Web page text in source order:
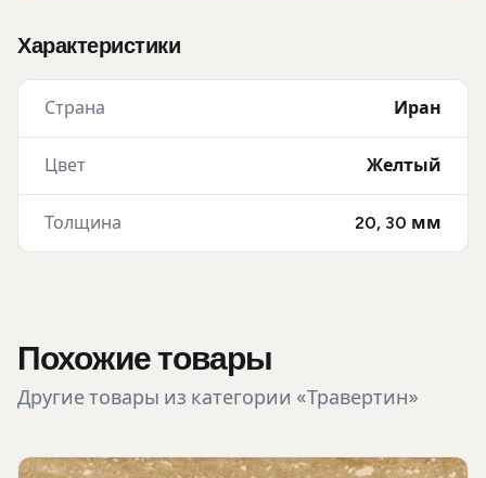
Характеристики
Страна Иран
Цвет Желтый
Толщина 20, 30 мм
Похожие товары
Другие товары из категории «Травертин»